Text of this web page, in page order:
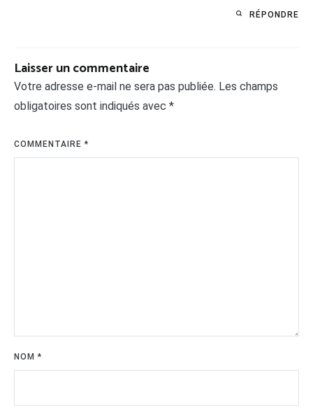
RÉPONDRE
Laisser un commentaire
Votre adresse e-mail ne sera pas publiée. Les champs
obligatoires sont indiqués avec *
COMMENTAIRE*
NOM*